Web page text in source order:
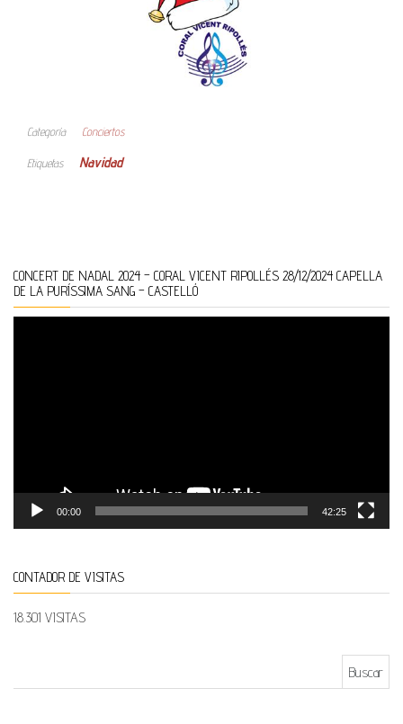
Categoría Conciertos
Etiquetas Navidad
CONCERT DE NADAL 2024 – CORAL VICENT RIPOLLÉS 28/12/2024 CAPELLA
DE LA PURÍSSIMA SANG – CASTELLÓ
00:00 42:25
CONTADOR DE VISITAS
18.301 VISITAS